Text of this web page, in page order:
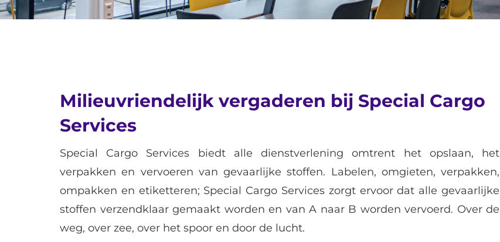
Milieuvriendelijk vergaderen bij Special Cargo
Services
Special Cargo Services biedt alle dienstverlening omtrent het opslaan, het
verpakken en vervoeren van gevaarlijke stoffen. Labelen, omgieten, verpakken,
ompakken en etiketteren; Special Cargo Services zorgt ervoor dat alle gevaarlijke
stoffen verzendklaar gemaakt worden en van A naar B worden vervoerd. Over de
weg, over zee, over het spoor en door de lucht.